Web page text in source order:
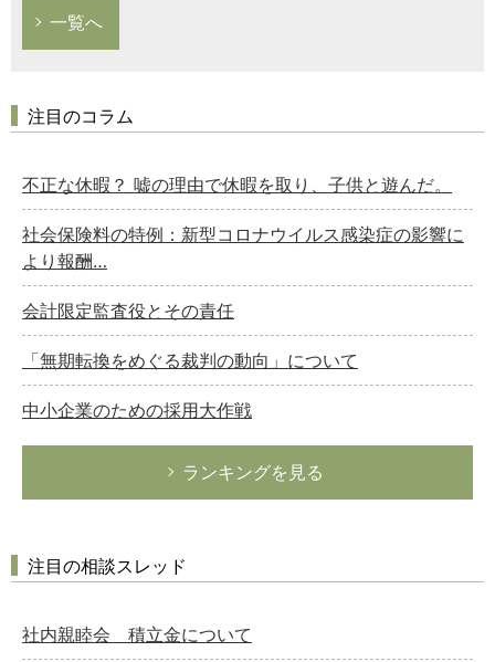
一覧へ
注目のコラム
不正な休暇？ 嘘の理由で休暇を取り、子供と遊んだ。
社会保険料の特例：新型コロナウイルス感染症の影響に
より報酬…
会計限定監査役とその責任
「無期転換をめぐる裁判の動向」について
中小企業のための採用大作戦
ランキングを見る
注目の相談スレッド
社内親睦会 積立金について